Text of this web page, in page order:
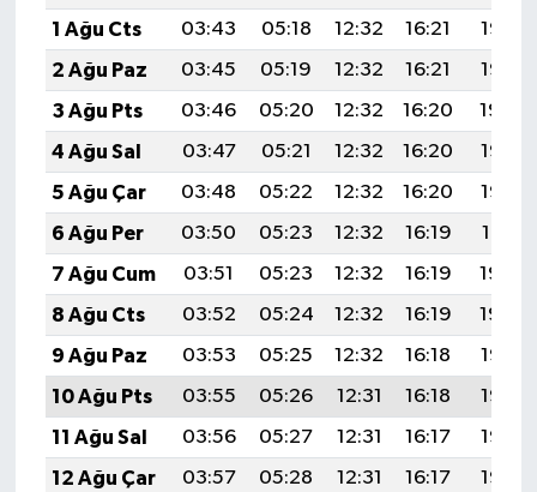
1 Ağu Cts
03:43 05:18 12:32 16:21
19:36
2 Ağu Paz
03:45 05:19 12:32 16:21
19:35
3 Ağu Pts
03:46 05:20 12:32 16:20
19:34
4 Ağu Sal
03:47 05:21 12:32 16:20
19:33
5 Ağu Çar
03:48 05:22 12:32 16:20
19:32
6 Ağu Per
03:50 05:23 12:32 16:19
19:31
7 Ağu Cum
03:51 05:23 12:32 16:19
19:30
8 Ağu Cts
03:52 05:24 12:32 16:19
19:29
9 Ağu Paz
03:53 05:25 12:32 16:18
19:28
10 Ağu Pts
03:55 05:26 12:31 16:18
19:27
11 Ağu Sal
03:56 05:27 12:31 16:17
19:26
12 Ağu Çar
03:57 05:28 12:31 16:17
19:25